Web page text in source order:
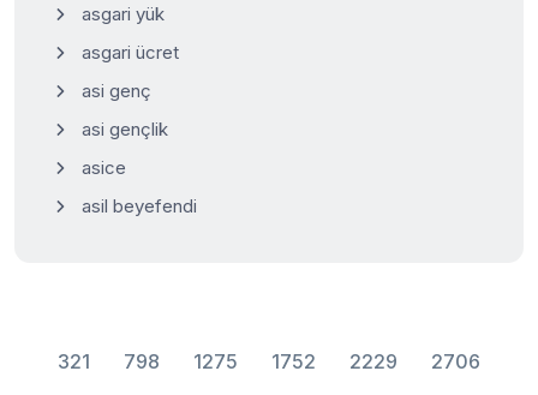
asgari yük
asgari ücret
asi genç
asi gençlik
asice
asil beyefendi
321 798 1275 1752 2229 2706